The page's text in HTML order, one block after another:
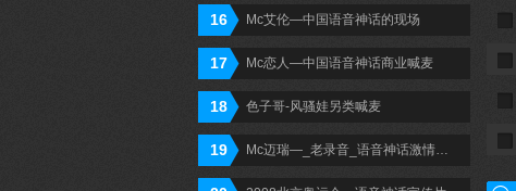
16 Mc艾伦—中国语音神话的现场
17 Mc恋人—中国语音神话商业喊麦
18 色子哥-风骚娃另类喊麦
19 Mc迈瑞—_老录音_语音神话激情打造